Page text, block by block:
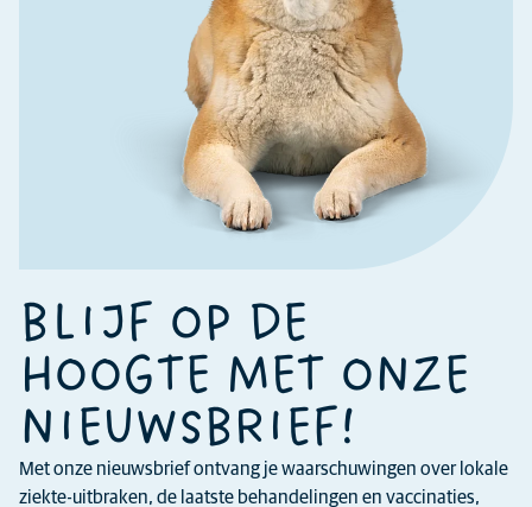
BLIJF OP DE
HOOGTE MET ONZE
NIEUWSBRIEF!
Met onze nieuwsbrief ontvang je waarschuwingen over lokale
ziekte-uitbraken, de laatste behandelingen en vaccinaties,